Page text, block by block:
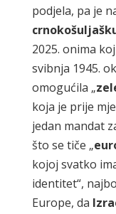
podjela, pa je
2025. onima
svibnja 1945.
omogućila „
koja je prije
jedan mandat
što se tiče „
kojoj svatko
identitet“,
Europe, da